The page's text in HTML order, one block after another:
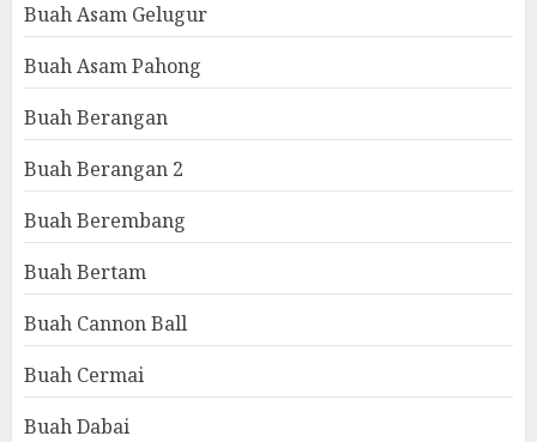
Buah Asam Gelugur
Buah Asam Pahong
Buah Berangan
Buah Berangan 2
Buah Berembang
Buah Bertam
Buah Cannon Ball
Buah Cermai
Buah Dabai